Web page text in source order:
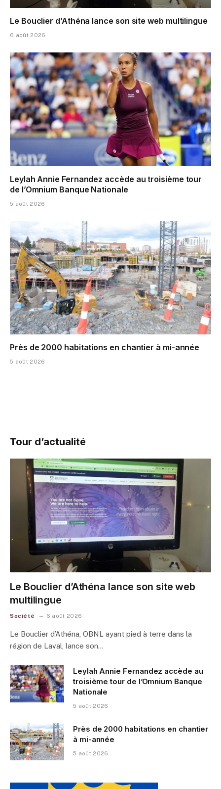
Le Bouclier d’Athéna lance son site web multilingue
6 août 2026
Leylah Annie Fernandez accède au troisième tour
de l’Omnium Banque Nationale
5 août 2026
Près de 2000 habitations en chantier à mi-année
5 août 2026
Tour d’actualité
Le Bouclier d’Athéna lance son site web
multilingue
Société 6 août 2026
Le Bouclier d’Athéna, OBNL ayant pied à terre dans la
région de Laval, lance son…
Leylah Annie Fernandez accède au
troisième tour de l’Omnium Banque
Nationale
5 août 2026
Près de 2000 habitations en chantier
à mi-année
5 août 2026